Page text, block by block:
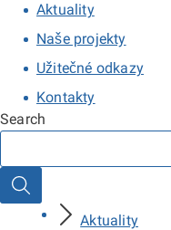
Aktuality
Naše projekty
Užitečné odkazy
Kontakty
Search
Search
Aktuality